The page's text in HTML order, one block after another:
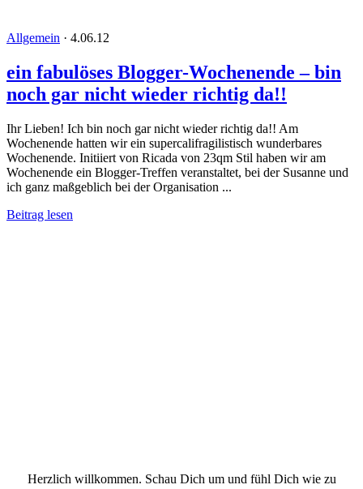
Allgemein · 4.06.12
ein fabulöses Blogger-Wochenende – bin
noch gar nicht wieder richtig da!!
Ihr Lieben! Ich bin noch gar nicht wieder richtig da!! Am
Wochenende hatten wir ein supercalifragilistisch wunderbares
Wochenende. Initiiert von Ricada von 23qm Stil haben wir am
Wochenende ein Blogger-Treffen veranstaltet, bei der Susanne und
ich ganz maßgeblich bei der Organisation ...
Beitrag lesen
Herzlich willkommen. Schau Dich um und fühl Dich wie zu